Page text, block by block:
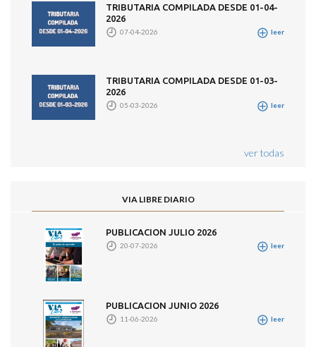
TRIBUTARIA COMPILADA DESDE 01-04-
2026
07-04-2026 leer
TRIBUTARIA COMPILADA DESDE 01-03-
2026
05-03-2026 leer
ver todas
VIA LIBRE DIARIO
PUBLICACION JULIO 2026
20-07-2026 leer
PUBLICACION JUNIO 2026
11-06-2026 leer